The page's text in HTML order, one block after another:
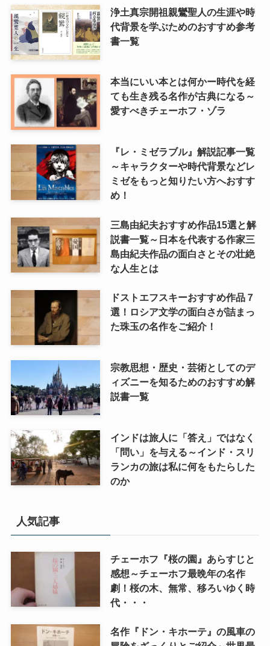
浄土真宗開祖親鸞聖人の生涯や時
代背景を学ぶためのおすすめ参考
書一覧
本当にいい本とは何かー時代を経
ても生き残る名作が古典になる～
愛すべきチェーホフ・ゾラ
『レ・ミゼラブル』解説記事一覧
～キャラクターや時代背景などレ
ミゼをもっと知りたい方へおすす
め！
三島由紀夫おすすめ作品15選と解
説書一覧～日本を代表する作家三
島由紀夫作品の面白さとその壮絶
な人生とは
ドストエフスキーおすすめ作品７
選！ロシア文学の面白さが詰まっ
た珠玉の名作をご紹介！
宗教思想・歴史・芸術としてのデ
ィズニーを知るためのおすすめ解
説書一覧
インドは旅人に「答え」ではなく
「問い」を与える～インド・スリ
ランカの旅は私に何をもたらした
のか
人気記事
チェーホフ『桜の園』あらすじと
感想～チェーホフ最晩年の名作
劇！桜の木、無常、移ろいゆく時
代・・・
名作『ドン・キホーテ』の風車の